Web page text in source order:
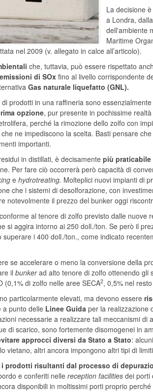
La decisione
a Londra,
dell'ambiente
Maritime
nel 2009 (v. allegato in calce all’articolo).
che, tuttavia, può essere rispettato
di SOx fino al livello corrispondente
Gas naturale liquefatto (GNL).
prodotti in una raffineria sono
opzione, pur presente in pochissime
perché la rimozione dello zolfo con
ne impediscono la scelta. Basti pensare
importanti.
in distillati, è decisamente più praticabile
Per fare ciò occorrerà però capacità di
e hydrotreating. Molteplici nuovi impianti di
che i sistemi di desolforazione, con
notevolmente il prezzo del bunker oggi
al tenore di zolfo previsto dalle nuove
si aggira intorno ai 250 doll./ton. Se però il
i 400 doll./ton., come indicato
se accelerare o meno la conversione della
il bunkerad alto tenore di zolfo ottenendo gli
(0,1% di zolfo nelle aree SECA2, 0,5% nel
particolarmente elevati, ma devono essere
a punto delle Linee Guida per la realizzazione
necessarie a realizzare tali meccanismi di
di scarico, sono fortemente disomogenei in
approcci diversi da Stato a Stato:
vietano, altri ancora impongono altri tipi di
i prodotti risultanti dal processo di
e conferiti nellereception facilities dei porti
disponibili in moltissimi porti proprio